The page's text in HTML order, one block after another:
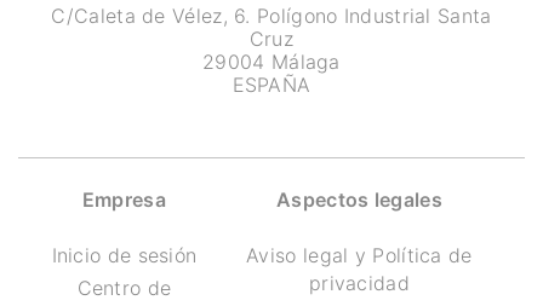
C/Caleta de Vélez, 6. Polígono Industrial Santa
Cruz
29004 Málaga
ESPAÑA
Empresa
Inicio de sesión
Centro de
Aspectos legales
Aviso legal y Política de
privacidad